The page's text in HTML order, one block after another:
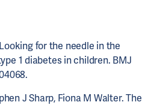
for the needle in the
1 diabetes in children. BMJ
J Sharp, Fiona M Walter. The